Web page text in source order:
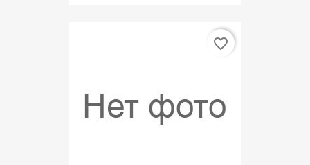
favorite_border